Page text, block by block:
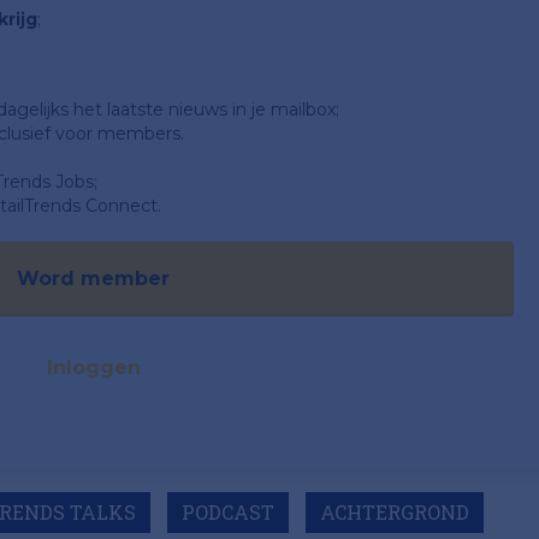
;
het laatste nieuws in je mailbox;
voor members.
Jobs;
Connect.
Word member
Inloggen
TALKS PODCAST ACHTERGROND